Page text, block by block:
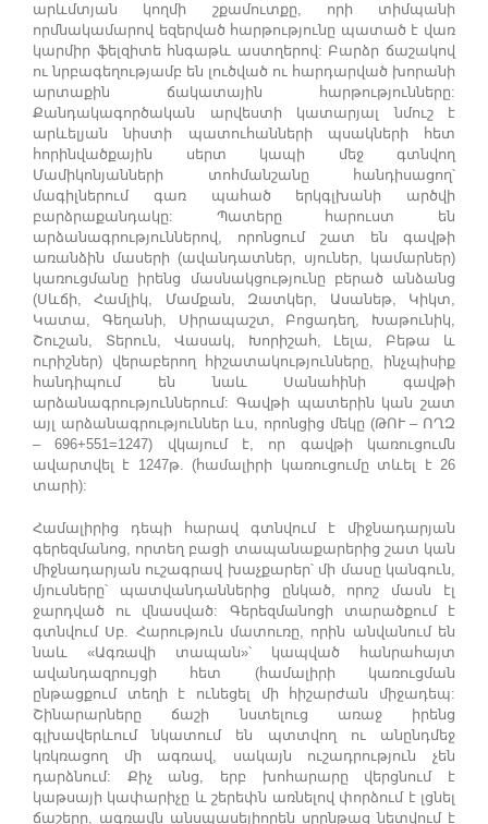
արևմտյան կողմի շքամուտքը, որի տիմպանի
որմնակամարով եզերված հարթությունը պատած է վառ
կարմիր ֆելզիտե հնգաթև աստղերով: Բարձր ճաշակով
ու նրբագեղությամբ են լուծված ու հարդարված խորանի
արտաքին ճակատային հարթությունները:
Քանդակագործական արվեստի կատարյալ նմուշ է
արևելյան նիստի պատուհանների պսակների հետ
հորինվածքային սերտ կապի մեջ գտնվող
Մամիկոնյանների տոհմանշանը հանդիսացող՝
մագիլներում գառ պահած երկգլխանի արծվի
բարձրաքանդակը: Պատերը հարուստ են
արձանագրություններով, որոնցում շատ են գավթի
առանձին մասերի (ավանդատներ, սյուներ, կամարներ)
կառուցմանը իրենց մասնակցությունը բերած անձանց
(Սևճի, Համլիկ, Մամքան, Զատկեր, Ասանեթ, Կիկտ,
Կատա, Գեղանի, Սիրապաշտ, Բոցադեղ, Խաթունիկ,
Շուշան, Տերուն, Վասակ, Խորիշահ, Լելա, Բեթա և
ուրիշներ) վերաբերող հիշատակությունները, ինչպիսիք
հանդիպում են նաև Սանահինի գավթի
արձանագրություններում: Գավթի պատերին կան շատ
այլ արձանագրություններ ևս, որոնցից մեկը (ԹՈՒ – ՈՂԶ
– 696+551=1247) վկայում է, որ գավթի կառուցումն
ավարտվել է 1247թ. (համալիրի կառուցումը տևել է 26
տարի):
Համալիրից դեպի հարավ գտնվում է միջնադարյան
գերեզմանոց, որտեղ բացի տապանաքարերից շատ կան
միջնադարյան ուշագրավ խաչքարեր՝ մի մասը կանգուն,
մյուսները՝ պատվանդաններից ընկած, որոշ մասն էլ
ջարդված ու վնասված: Գերեզմանոցի տարածքում է
գտնվում Սբ. Հարություն մատուռը, որին անվանում են
նաև «Ագռավի տապան»՝ կապված հանրահայտ
ավանդազրույցի հետ (համալիրի կառուցման
ընթացքում տեղի է ունեցել մի հիշարժան միջադեպ:
Շինարարները ճաշի նստելուց առաջ իրենց
գլխավերևում նկատում են պտտվող ու անընդմեջ
կռկռացող մի ագռավ, սակայն ուշադրություն չեն
դարձնում: Քիչ անց, երբ խոհարարը վերցնում է
կաթսայի կափարիչը և շերեփն առնելով փորձում է լցնել
ճաշերը, ագռավն անսպասելիորեն սրընթաց նետվում է